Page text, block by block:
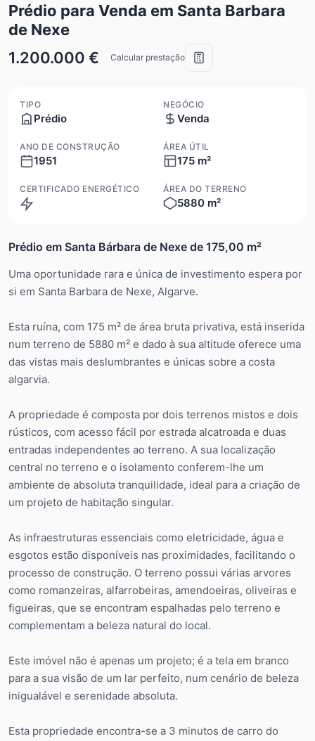
Prédio para Venda em Santa Barbara
de Nexe
1.200.000 €
Calcular prestação
TIPO
Prédio
NEGÓCIO
Venda
ANO DE CONSTRUÇÃO
1951
ÁREA ÚTIL
175 m²
CERTIFICADO ENERGÉTICO
ÁREA DO TERRENO
5880 m²
Prédio em Santa Bárbara de Nexe de 175,00 m²
Uma oportunidade rara e única de investimento espera por
si em Santa Barbara de Nexe, Algarve.
Esta ruína, com 175 m² de área bruta privativa, está inserida
num terreno de 5880 m² e dado à sua altitude oferece uma
das vistas mais deslumbrantes e únicas sobre a costa
algarvia.
A propriedade é composta por dois terrenos mistos e dois
rústicos, com acesso fácil por estrada alcatroada e duas
entradas independentes ao terreno. A sua localização
central no terreno e o isolamento conferem-lhe um
ambiente de absoluta tranquilidade, ideal para a criação de
um projeto de habitação singular.
As infraestruturas essenciais como eletricidade, água e
esgotos estão disponíveis nas proximidades, facilitando o
processo de construção. O terreno possui várias arvores
como romanzeiras, alfarrobeiras, amendoeiras, oliveiras e
figueiras, que se encontram espalhadas pelo terreno e
complementam a beleza natural do local.
Este imóvel não é apenas um projeto; é a tela em branco
para a sua visão de um lar perfeito, num cenário de beleza
inigualável e serenidade absoluta.
Esta propriedade encontra-se a 3 minutos de carro do